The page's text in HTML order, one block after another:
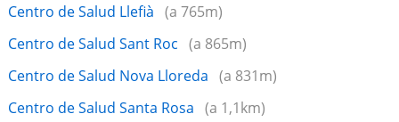
Centro de Salud Llefià (a 765m)
Centro de Salud Sant Roc (a 865m)
Centro de Salud Nova Lloreda (a 831m)
Centro de Salud Santa Rosa (a 1,1km)